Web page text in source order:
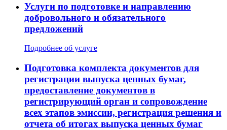
Услуги по подготовке и направлению
добровольного и обязательного
предложений
Подробнее об услуге
Подготовка комплекта документов для
регистрации выпуска ценных бумаг,
предоставление документов в
регистрирующий орган и сопровождение
всех этапов эмиссии, регистрация решения и
отчета об итогах выпуска ценных бумаг